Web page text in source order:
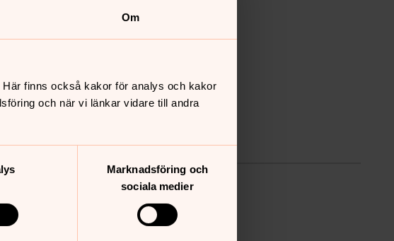
Om
finns också kakor för analys och kakor
och när vi länkar vidare till andra
Marknadsföring och
sociala medier